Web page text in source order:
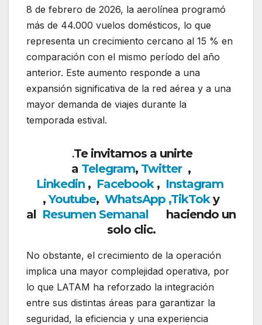
8 de febrero de 2026, la aerolínea programó
más de 44.000 vuelos domésticos, lo que
representa un crecimiento cercano al 15 % en
comparación con el mismo período del año
anterior. Este aumento responde a una
expansión significativa de la red aérea y a una
mayor demanda de viajes durante la
temporada estival.
.Te invitamos a unirte
a Telegram, Twitter ,
Linkedin, Facebook, Instagram
,Youtube, WhatsApp ,TikToky
al Resumen Semanal haciendo un
solo clic.
No obstante, el crecimiento de la operación
implica una mayor complejidad operativa, por
lo que LATAM ha reforzado la integración
entre sus distintas áreas para garantizar la
seguridad, la eficiencia y una experiencia